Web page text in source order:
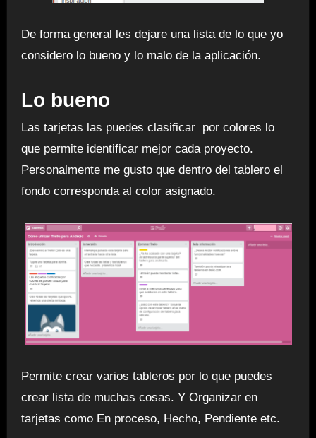
De forma general les dejare una lista de lo que yo
considero lo bueno y lo malo de la aplicación.
Lo bueno
Las tarjetas las puedes clasificar por colores lo
que permite identificar mejor cada proyecto.
Personalmente me gusto que dentro del tablero el
fondo corresponda al color asignado.
Permite crear varios tableros por lo que puedes
crear lista de muchas cosas. Y Organizar en
tarjetas como En proceso, Hecho, Pendiente etc.